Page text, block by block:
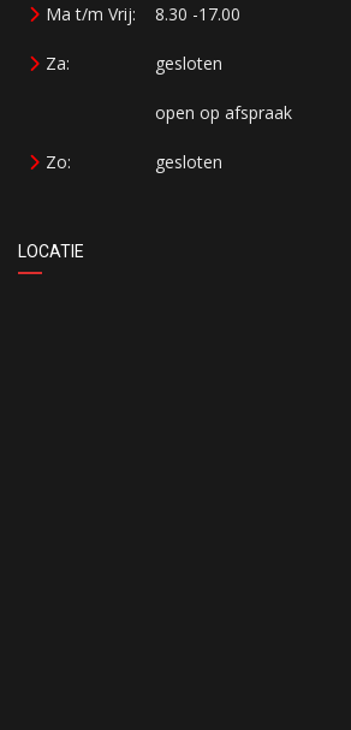
Ma t/m Vrij: 8.30 -17.00
Za: gesloten
open op afspraak
Zo: gesloten
LOCATIE